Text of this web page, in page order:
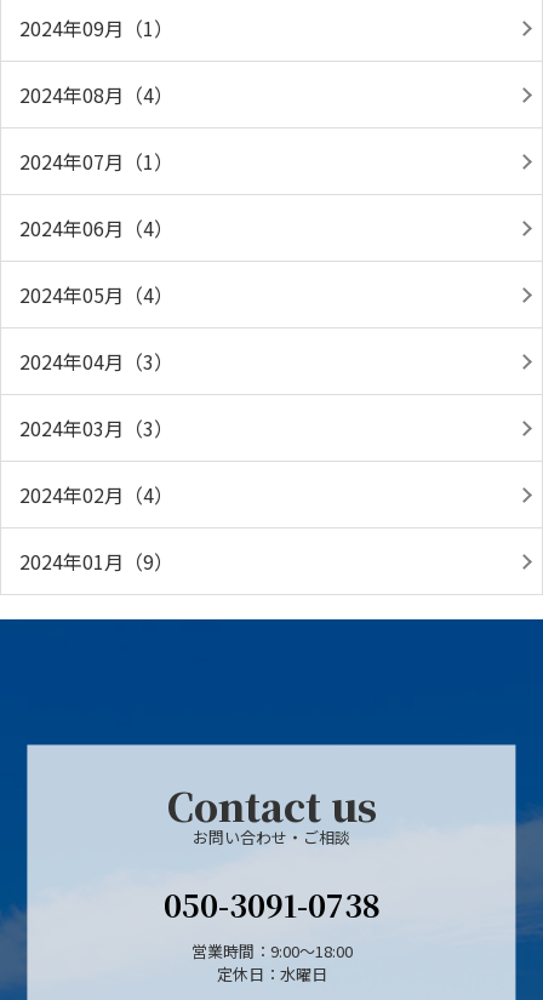
2024年09月（1）
2024年08月（4）
2024年07月（1）
2024年06月（4）
2024年05月（4）
2024年04月（3）
2024年03月（3）
2024年02月（4）
2024年01月（9）
Contact us
お問い合わせ・ご相談
050-3091-0738
営業時間：9:00～18:00
定休日：水曜日